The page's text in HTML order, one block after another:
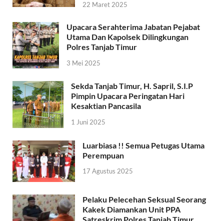
22 Maret 2025
Upacara Serahterima Jabatan Pejabat
Utama Dan Kapolsek Dilingkungan
Polres Tanjab Timur
3 Mei 2025
Sekda Tanjab Timur, H. Sapril, S.I.P
Pimpin Upacara Peringatan Hari
Kesaktian Pancasila
1 Juni 2025
Luarbiasa !! Semua Petugas Utama
Perempuan
17 Agustus 2025
Pelaku Pelecehan Seksual Seorang
Kakek Diamankan Unit PPA